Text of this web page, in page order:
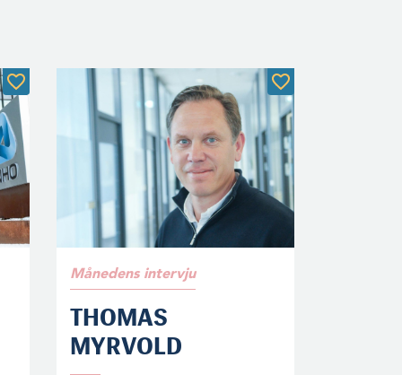
Månedens intervju
THOMAS
MYRVOLD